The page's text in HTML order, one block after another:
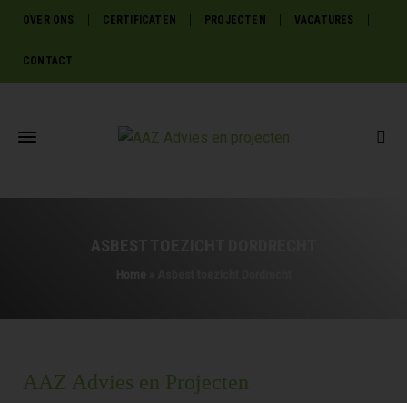
OVER ONS CERTIFICATEN PROJECTEN VACATURES
CONTACT
AAZ Advies en Projecten